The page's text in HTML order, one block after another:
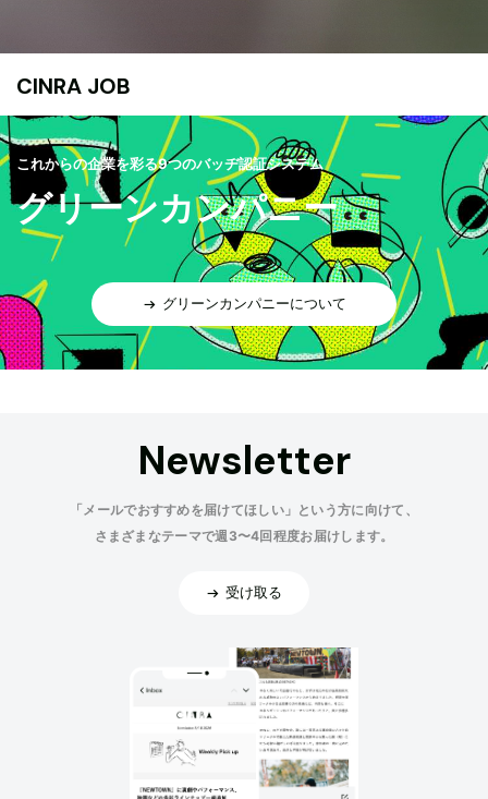
CINRA JOB
これからの企業を彩る9つのバッヂ認証システム
グリーンカンパニー
グリーンカンパニーについて
Newsletter
「メールでおすすめを届けてほしい」という方に向けて、
さまざまなテーマで週3〜4回程度お届けします。
受け取る